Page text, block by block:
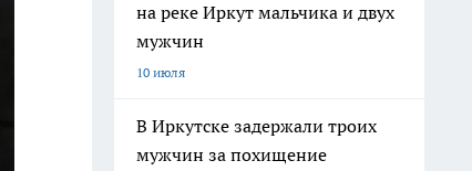
на реке Иркут мальчика и двух
мужчин
10 июля
В Иркутске задержали троих
мужчин за похищение